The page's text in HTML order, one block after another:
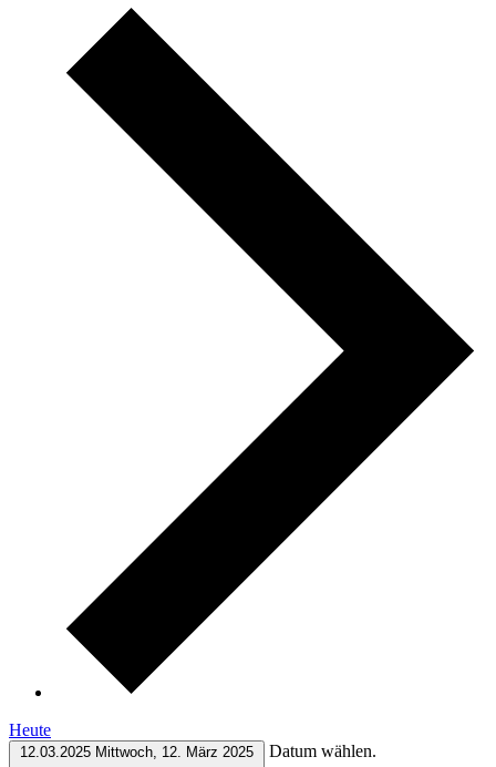
Heute
12.03.2025 Mittwoch, 12. März 2025 Datum wählen.